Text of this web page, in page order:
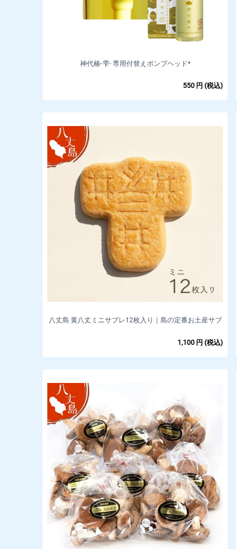
神代椿-雫- 専用付替えポンプヘッド*
550 円 (税込)
八丈島 黄八丈ミニサブレ12枚入り｜島の定番お土産サブ
1,100 円 (税込)